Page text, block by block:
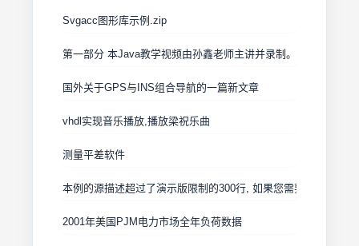
Svgacc图形库示例.zip
国外关于GPS与INS组合导航的一篇新文章
vhdl实现音乐播放,播放梁祝乐曲
测量平差软件
本例的源描述超过了演示版限制的300行, 如果您需
2001年美国PJM电力市场全年负荷数据